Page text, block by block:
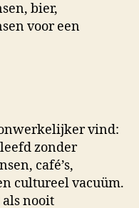
bier,
voor een
vind:
zonder
café’s,
cultureel vacuüm.
als nooit